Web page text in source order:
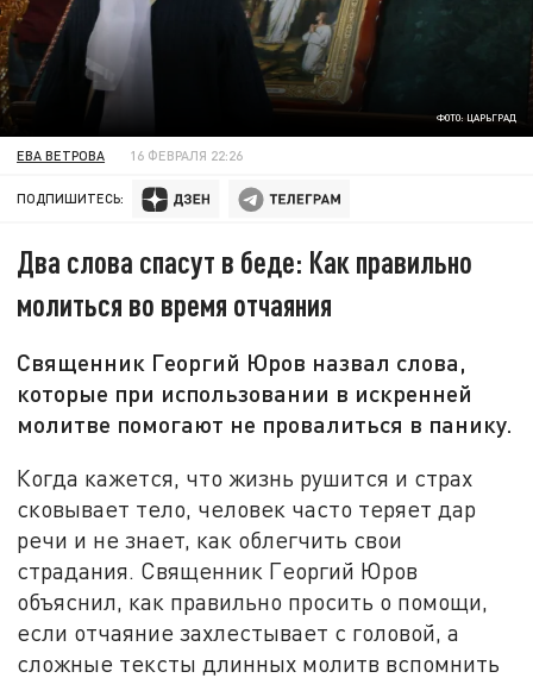
ФОТО: ЦАРЬГРАД
ЕВА ВЕТРОВА 16 ФЕВРАЛЯ 22:26
ПОДПИШИТЕСЬ:
Два слова спасут в беде: Как правильно
молиться во время отчаяния
Священник Георгий Юров назвал слова,
которые при использовании в искренней
молитве помогают не провалиться в панику.
Когда кажется, что жизнь рушится и страх
сковывает тело, человек часто теряет дар
речи и не знает, как облегчить свои
страдания. Священник Георгий Юров
объяснил, как правильно просить о помощи,
если отчаяние захлестывает с головой, а
сложные тексты длинных молитв вспомнить